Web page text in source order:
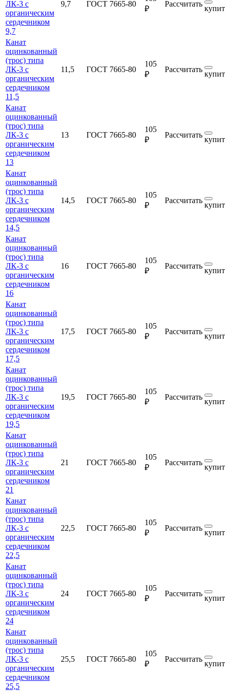
ЛК-3 с
органическим
сердечником
9,7
9,7 ГОСТ 7665-80
₽
Рассчитать
Канат
оцинкованный
(трос) типа
ЛК-3 с
органическим
сердечником
11,5
11,5 ГОСТ 7665-80
105
₽
Рассчитать
Канат
оцинкованный
(трос) типа
ЛК-3 с
органическим
сердечником
13
13 ГОСТ 7665-80
105
₽
Рассчитать
Канат
оцинкованный
(трос) типа
ЛК-3 с
органическим
сердечником
14,5
14,5 ГОСТ 7665-80
105
₽
Рассчитать
Канат
оцинкованный
(трос) типа
ЛК-3 с
органическим
сердечником
16
16 ГОСТ 7665-80
105
₽
Рассчитать
Канат
оцинкованный
(трос) типа
ЛК-3 с
органическим
сердечником
17,5
17,5 ГОСТ 7665-80
105
₽
Рассчитать
Канат
оцинкованный
(трос) типа
ЛК-3 с
органическим
сердечником
19,5
19,5 ГОСТ 7665-80
105
₽
Рассчитать
Канат
оцинкованный
(трос) типа
ЛК-3 с
органическим
сердечником
21
21 ГОСТ 7665-80
105
₽
Рассчитать
Канат
оцинкованный
(трос) типа
ЛК-3 с
органическим
сердечником
22,5
22,5 ГОСТ 7665-80
105
₽
Рассчитать
Канат
оцинкованный
(трос) типа
ЛК-3 с
органическим
сердечником
24
24 ГОСТ 7665-80
105
₽
Рассчитать
Канат
оцинкованный
(трос) типа
ЛК-3 с
органическим
сердечником
25,5
25,5 ГОСТ 7665-80
105
₽
Рассчитать